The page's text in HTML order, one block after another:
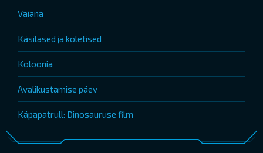
Vaiana
Käsilased ja koletised
Koloonia
Avalikustamise päev
Käpapatrull: Dinosauruse film